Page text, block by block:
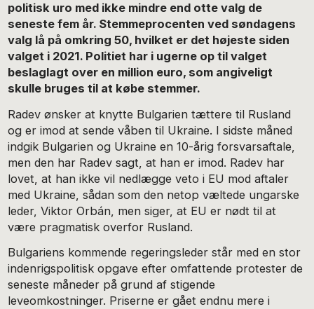
politisk uro med ikke mindre end otte valg de
seneste fem år. Stemmeprocenten ved søndagens
valg lå på omkring 50, hvilket er det højeste siden
valget i 2021. Politiet har i ugerne op til valget
beslaglagt over en million euro, som angiveligt
skulle bruges til at købe stemmer.
Radev ønsker at knytte Bulgarien tættere til Rusland
og er imod at sende våben til Ukraine. I sidste måned
indgik Bulgarien og Ukraine en 10-årig forsvarsaftale,
men den har Radev sagt, at han er imod. Radev har
lovet, at han ikke vil nedlægge veto i EU mod aftaler
med Ukraine, sådan som den netop væltede ungarske
leder, Viktor Orbán, men siger, at EU er nødt til at
være pragmatisk overfor Rusland.
Bulgariens kommende regeringsleder står med en stor
indenrigspolitisk opgave efter omfattende protester de
seneste måneder på grund af stigende
leveomkostninger. Priserne er gået endnu mere i